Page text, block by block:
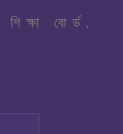
বোর্ড,